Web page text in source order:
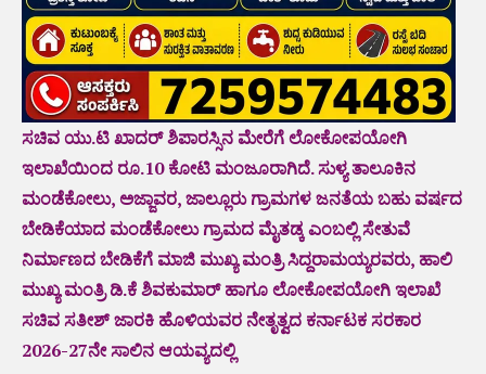
ಸಚಿವ ಯು.ಟಿ ಖಾದರ್ ಶಿಪಾರಸ್ಸಿನ ಮೇರೆಗೆ ಲೋಕೋಪಯೋಗಿ
ಇಲಾಖೆಯಿಂದ ರೂ.10 ಕೋಟಿ ಮಂಜೂರಾಗಿದೆ. ಸುಳ್ಯ ತಾಲೂಕಿನ
ಮಂಡೆಕೋಲು, ಅಜ್ಜಾವರ, ಜಾಲ್ಲೂರು ಗ್ರಾಮಗಳ ಜನತೆಯ ಬಹು ವರ್ಷದ
ಬೇಡಿಕೆಯಾದ ಮಂಡೆಕೋಲು ಗ್ರಾಮದ ಮೈತಡ್ಕ ಎಂಬಲ್ಲಿ ಸೇತುವೆ
ನಿರ್ಮಾಣದ ಬೇಡಿಕೆಗೆ ಮಾಜಿ ಮುಖ್ಯ ಮಂತ್ರಿ ಸಿದ್ದರಾಮಯ್ಯರವರು, ಹಾಲಿ
ಮುಖ್ಯ ಮಂತ್ರಿ ಡಿ.ಕೆ ಶಿವಕುಮಾರ್ ಹಾಗೂ ಲೋಕೋಪಯೋಗಿ ಇಲಾಖೆ
ಸಚಿವ ಸತೀಶ್ ಜಾರಕಿ ಹೊಳಿಯವರ ನೇತೃತ್ವದ ಕರ್ನಾಟಕ ಸರಕಾರ
2026-27ನೇ ಸಾಲಿನ ಆಯವ್ಯದಲ್ಲಿ